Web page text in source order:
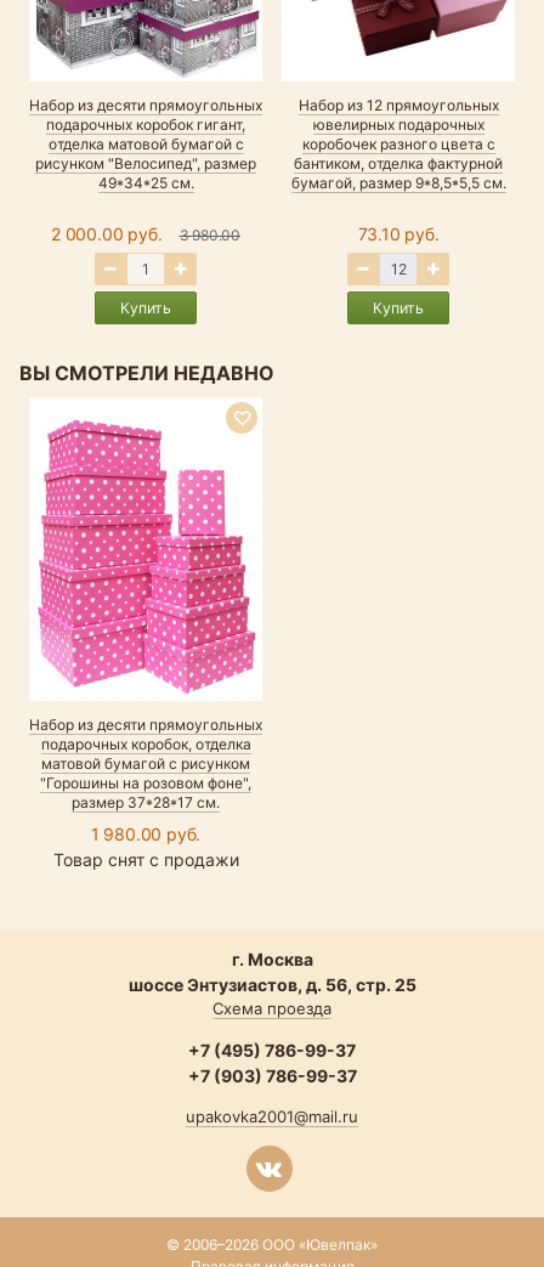
Набор из десяти прямоугольных
подарочных коробок гигант,
отделка матовой бумагой с
рисунком "Велосипед", размер
49*34*25 см.
2 000.00 руб. 3 980.00
Купить
Набор из 12 прямоугольных
ювелирных подарочных
коробочек разного цвета с
бантиком, отделка фактурной
бумагой, размер 9*8,5*5,5 см.
73.10 руб.
Купить
ВЫ СМОТРЕЛИ НЕДАВНО
Набор из десяти прямоугольных
подарочных коробок, отделка
матовой бумагой с рисунком
"Горошины на розовом фоне",
размер 37*28*17 см.
1 980.00 руб.
Товар снят с продажи
г. Москва
шоссе Энтузиастов, д. 56, стр. 25
Схема проезда
+7 (495) 786-99-37
+7 (903) 786-99-37
upakovka2001@mail.ru
© 2006–2026 ООО «Ювелпак»